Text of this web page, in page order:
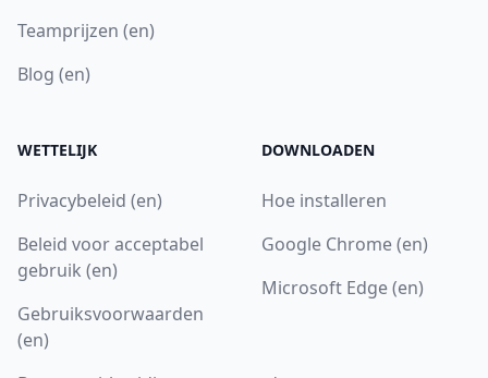
Teamprijzen (en)
Blog (en)
WETTELIJK
Privacybeleid (en)
Beleid voor acceptabel
gebruik (en)
Gebruiksvoorwaarden
(en)
DOWNLOADEN
Hoe installeren
Google Chrome (en)
Microsoft Edge (en)